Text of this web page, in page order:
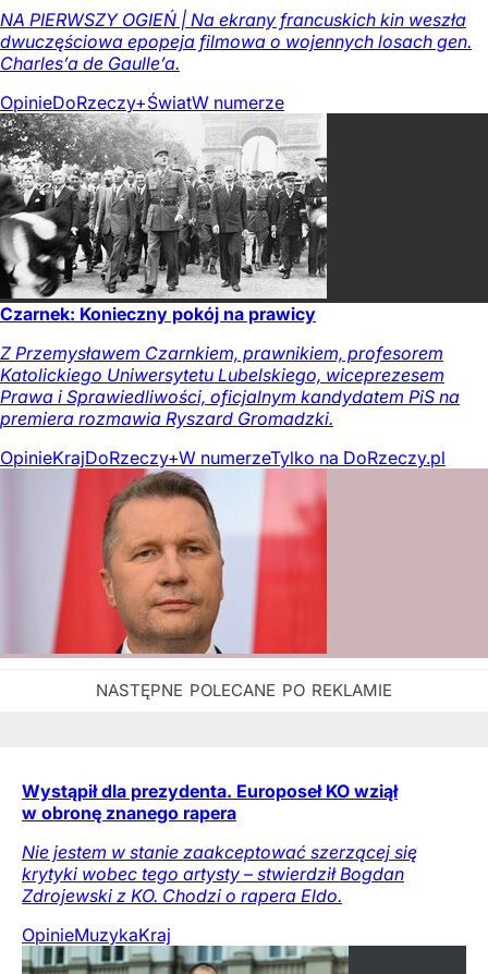
NA PIERWSZY OGIEŃ | Na ekrany francuskich kin weszła
dwuczęściowa epopeja filmowa o wojennych losach gen.
Charles’a de Gaulle’a.
OpinieDoRzeczy+ŚwiatW numerze
Czarnek: Konieczny pokój na prawicy
Z Przemysławem Czarnkiem, prawnikiem, profesorem
Katolickiego Uniwersytetu Lubelskiego, wiceprezesem
Prawa i Sprawiedliwości, oficjalnym kandydatem PiS na
premiera rozmawia Ryszard Gromadzki.
OpinieKrajDoRzeczy+W numerzeTylko na DoRzeczy.pl
Wystąpił dla prezydenta. Europoseł KO wziął
w obronę znanego rapera
Nie jestem w stanie zaakceptować szerzącej się
krytyki wobec tego artysty – stwierdził Bogdan
Zdrojewski z KO. Chodzi o rapera Eldo.
OpinieMuzykaKraj